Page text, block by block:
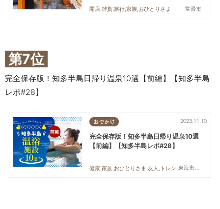
常滑市
開店,雑貨,旅行,家族,おひとりさま
第7位
完全保存版！知多半島日帰り温泉10選【前編】【知多半島
レポ#28】
おでかけ
東海市,大府市,常滑市
2023.11.10
完全保存版！知多半島日帰り温泉10選
【前編】【知多半島レポ#28】
健康,家族,おひとりさま,友人,トレンド,知多半島レポ